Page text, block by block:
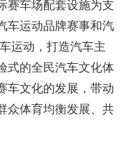
赛车场配套设施为支
车运动品牌赛事和汽
运动，打造汽车主
式的全民汽车文化体
车文化的发展，带动
众体育均衡发展、共